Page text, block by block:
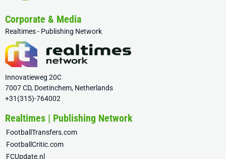
Corporate & Media
Realtimes - Publishing Network
Innovatieweg 20C
7007 CD, Doetinchem, Netherlands
+31(315)-764002
Realtimes | Publishing Network
FootballTransfers.com
FootballCritic.com
FCUpdate.nl